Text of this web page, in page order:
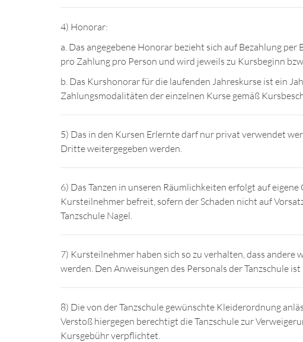
4) Honorar:
a. Das angegebene Honorar bezieht sich auf Bezahlung
pro Zahlung pro Person und wird jeweils zu Kursbeginn
b. Das Kurshonorar für die laufenden Jahreskurse ist ein
Zahlungsmodalitäten der einzelnen Kurse gemäß
5) Das in den Kursen Erlernte darf nur privat verwendet
Dritte weitergegeben werden.
6) Das Tanzen in unseren Räumlichkeiten erfolgt auf
Kursteilnehmer befreit, sofern der Schaden nicht auf
Tanzschule Nagel.
7) Kursteilnehmer haben sich so zu verhalten, dass
werden. Den Anweisungen des Personals der Tanzschule ist
8) Die von der Tanzschule gewünschte Kleiderordnung
Verstoß hiergegen berechtigt die Tanzschule zur
Kursgebühr verpflichtet.